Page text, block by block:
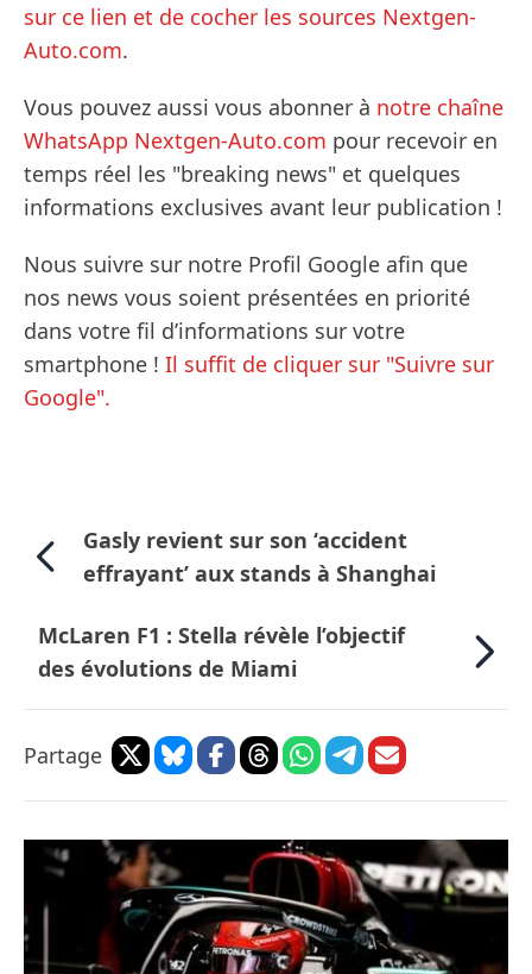
sur ce lien et de cocher les sources Nextgen-
Auto.com.
Vous pouvez aussi vous abonner à notre chaîne
WhatsApp Nextgen-Auto.com pour recevoir en
temps réel les "breaking news" et quelques
informations exclusives avant leur publication !
Nous suivre sur notre Profil Google afin que
nos news vous soient présentées en priorité
dans votre fil d’informations sur votre
smartphone ! Il suffit de cliquer sur "Suivre sur
Google".
Gasly revient sur son ‘accident
effrayant’ aux stands à Shanghai
McLaren F1 : Stella révèle l’objectif
des évolutions de Miami
Partage